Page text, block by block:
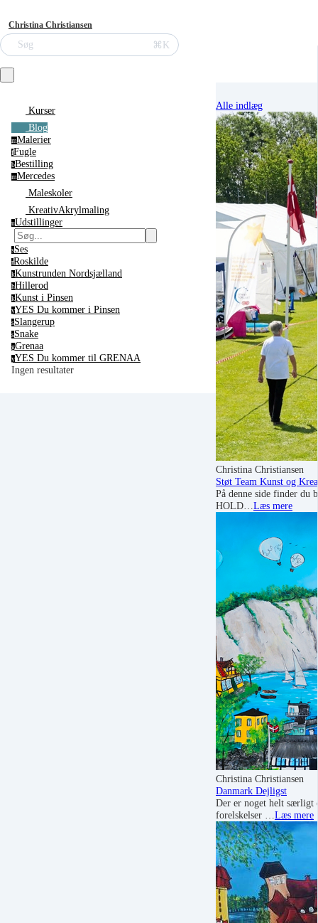
Christina Christiansen
Søg ⌘K
Kurser
Blog
mMalerier
fFugle
bBestilling
mMercedes
Maleskoler
KreativAkrylmaling
uUdstillinger
sSes
rRoskilde
kKunstrunden Nordsjælland
hHillerod
kKunst i Pinsen
yYES Du kommer i Pinsen
sSlangerup
sSnake
gGrenaa
yYES Du kommer til GRENAA
Ingen resultater
Alle indlæg
Christina Christiansen
Støt Team Kunst og
På denne side finder du
HOLD… Læs mere
Christina Christiansen
Danmark Dejligst
Der er noget helt særligt
forelskelser … Læs mere